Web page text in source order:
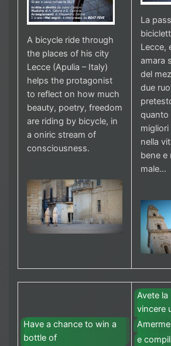
A bicycle ride through
the places of his city
Lecce (Apulia – Italy)
helps the protagonist
to reflect on how much
beauty, poetry, freedom
are riding by bicycle, in
a oniric stream of
consciousness.
La
Lecce,
amara
del
due
quanto
nella
bene e
male…
Have a chance to win a
bottle of
Avete
vincere
e